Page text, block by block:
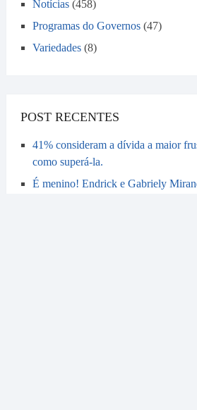
Notícias(458)
Programas do Governos(47)
Variedades(8)
POST RECENTES
41% consideram a dívida a maior
como superá-la.
É menino! Endrick e Gabriely